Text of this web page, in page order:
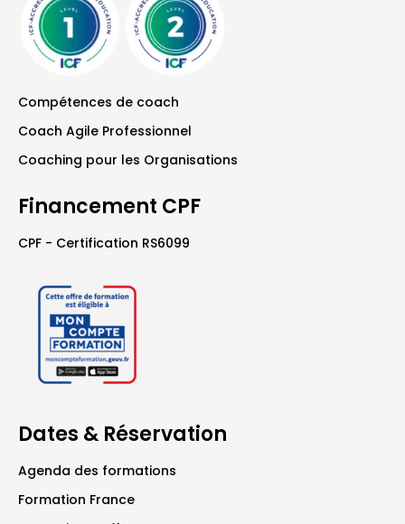
Compétences de coach
Coach Agile Professionnel
Coaching pour les Organisations
Financement CPF
CPF - Certification RS6099
Dates & Réservation
Agenda des formations
Formation France